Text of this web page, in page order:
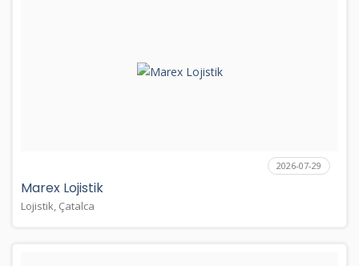
2026-07-29
Marex Lojistik
Lojistik, Çatalca